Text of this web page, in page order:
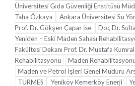
Üniversitesi Gıda Güvenliği Enstitüsü
Taha Özkaya
Ankara Üniversitesi Su
Prof. Dr. Gökşen Çapar ise
Doç Dr.
Yeniden – Eski Maden Sahası
Fakültesi Dekanı Prof. Dr. Mustafa Kumral
Rehabilitasyonu
Maden
Maden ve Petrol İşleri Genel Müdürü
TÜRMES
Yeniköy Kemerköy Enerji